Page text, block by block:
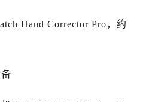
Hand Corrector Pro，约